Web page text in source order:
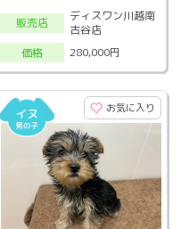
販売店
ディスワン川越南
古谷店
価格
280,000円
お気に入り